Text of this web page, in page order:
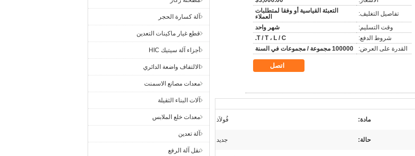
آلة كسارة الحجر
قطع غيار ماكينات التعدين
أجزاء آلة سيتيك HIC
الالتفاف واضعة الدائري
معدات مصانع الاسمنت
آلات البناء الثقيلة
معدات خلع الملابس
آلة تعدين
نقل آلة الرفع
تفاصيل التغليف:
التعبئة القياسية أو وفقا لمتطلبات
العملاء
وقت التسليم:
شهر واحد
شروط الدفع:
T / T ، L / C.
القدرة على العرض:
100000 مجموعة / مجموعات في السنة
اتصل
مادة: فُولاَذ
حالة: جديد